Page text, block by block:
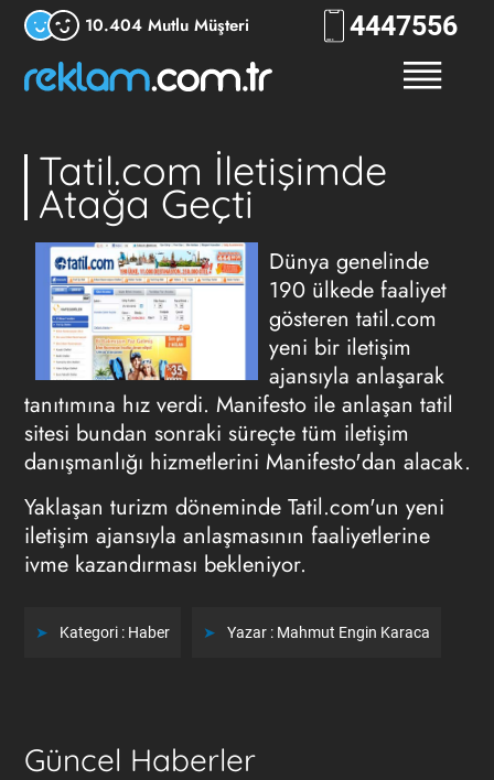
10.404 Mutlu Müşteri 4447556
Tatil.com İletişimde
Atağa Geçti
Dünya genelinde
190 ülkede faaliyet
gösteren tatil.com
yeni bir iletişim
ajansıyla anlaşarak
tanıtımına hız verdi. Manifesto ile anlaşan tatil
sitesi bundan sonraki süreçte tüm iletişim
danışmanlığı hizmetlerini Manifesto'dan alacak.
Yaklaşan turizm döneminde Tatil.com'un yeni
iletişim ajansıyla anlaşmasının faaliyetlerine
ivme kazandırması bekleniyor.
Kategori : Haber Yazar : Mahmut Engin Karaca
Güncel Haberler